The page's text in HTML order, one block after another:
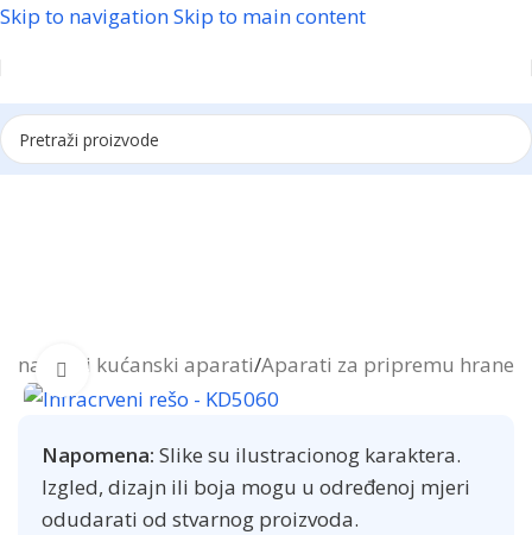
Skip to navigationSkip to main content
Reklama
Mali kućanski aparati/Aparati za pripremu hrane
Click to enlarge
Napomena: Slike su ilustracionog karaktera.
Izgled, dizajn ili boja mogu u određenoj mjeri
odudarati od stvarnog proizvoda.